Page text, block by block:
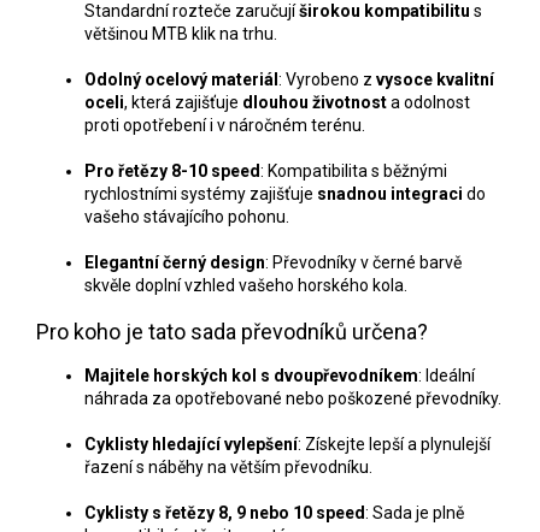
Standardní rozteče zaručujíširokou kompatibilitu s
většinou MTB klik na trhu.
Odolný ocelový materiál : Vyrobeno z vysoce kvalitní
oceli, která zajišťuje dlouhou životnosta odolnost
proti opotřebení i v náročném terénu.
Pro řetězy 8-10 speed: Kompatibilita s běžnými
rychlostními systémy zajišťuje snadnou integraci do
vašeho stávajícího pohonu.
Elegantní černý design: Převodníky v černé barvě
skvěle doplní vzhled vašeho horského kola.
Pro koho je tato sada převodníků určena?
Majitele horských kol s dvoupřevodníkem: Ideální
náhrada za opotřebované nebo poškozené převodníky.
Cyklisty hledající vylepšení: Získejte lepší a plynulejší
řazení s náběhy na větším převodníku.
Cyklisty s řetězy 8, 9 nebo 10 speed: Sada je plně